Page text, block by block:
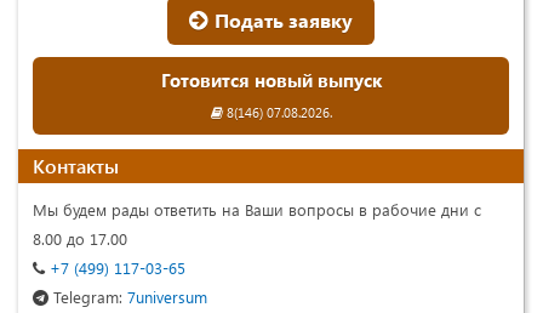
Подать заявку
Готовится новый выпуск
8(146) 07.08.2026.
Контакты
Мы будем рады ответить на Ваши вопросы в рабочие дни с
8.00 до 17.00
+7 (499) 117-03-65
Telegram: 7universum